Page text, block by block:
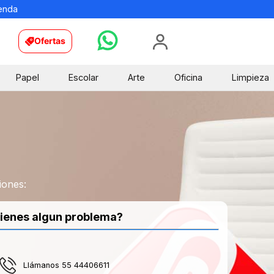
Ofertas
Papel Escolar Arte Oficina Limpieza
algun problema?
Llámanos 55 44406611